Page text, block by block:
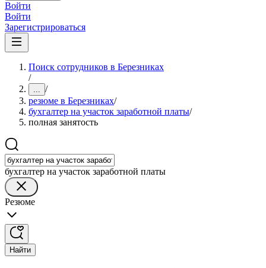
Войти
Войти
Зарегистрироваться
Поиск сотрудников в Березниках
/
... /
резюме в Березниках/
бухгалтер на участок заработной платы/
полная занятость
бухгалтер на участок заработной платы
Резюме
Найти